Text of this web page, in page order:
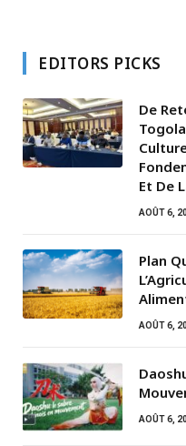
EDITORS PICKS
De
Et De
AOÛT 6,
Plan
AOÛT 6,
AOÛT 6,